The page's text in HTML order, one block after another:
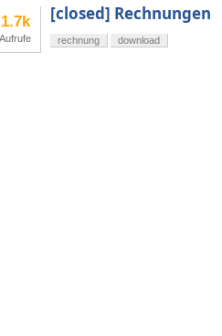
1.7k
Aufrufe
[closed] Rechnungen
rechnung download